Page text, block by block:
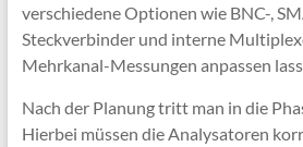
verschiedene Optionen wie BNC-,
Steckverbinder und interne
Mehrkanal-Messungen anpassen
Nach der Planung tritt man in die
Hierbei müssen die Analysatoren